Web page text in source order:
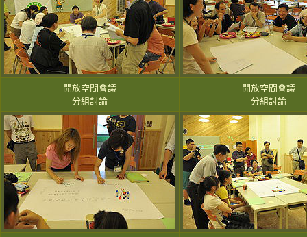
開放空間會議
分組討論
開放空間會議
分組討論